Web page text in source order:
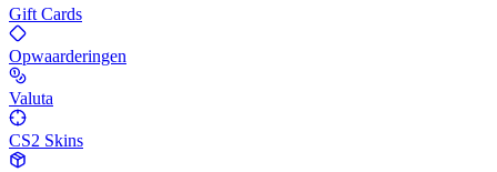
Gift Cards
Opwaarderingen
Valuta
CS2 Skins